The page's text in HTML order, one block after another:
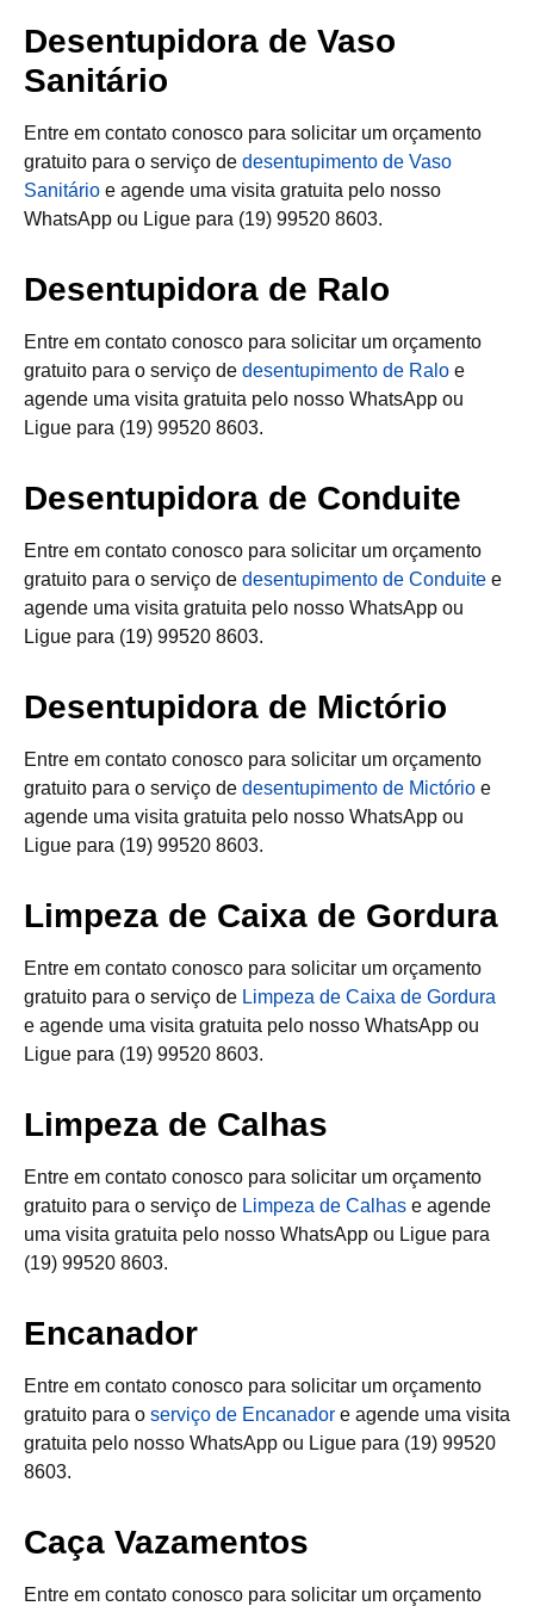
Desentupidora de Vaso
Sanitário
Entre em contato conosco para solicitar um orçamento
gratuito para o serviço de desentupimento de Vaso
Sanitário e agende uma visita gratuita pelo nosso
WhatsApp ou Ligue para (19) 99520 8603.
Desentupidora de Ralo
Entre em contato conosco para solicitar um orçamento
gratuito para o serviço de desentupimento de Ralo e
agende uma visita gratuita pelo nosso WhatsApp ou
Ligue para (19) 99520 8603.
Desentupidora de Conduite
Entre em contato conosco para solicitar um orçamento
gratuito para o serviço de desentupimento de Conduite e
agende uma visita gratuita pelo nosso WhatsApp ou
Ligue para (19) 99520 8603.
Desentupidora de Mictório
Entre em contato conosco para solicitar um orçamento
gratuito para o serviço de desentupimento de Mictório e
agende uma visita gratuita pelo nosso WhatsApp ou
Ligue para (19) 99520 8603.
Limpeza de Caixa de Gordura
Entre em contato conosco para solicitar um orçamento
gratuito para o serviço de Limpeza de Caixa de Gordura
e agende uma visita gratuita pelo nosso WhatsApp ou
Ligue para (19) 99520 8603.
Limpeza de Calhas
Entre em contato conosco para solicitar um orçamento
gratuito para o serviço de Limpeza de Calhas e agende
uma visita gratuita pelo nosso WhatsApp ou Ligue para
(19) 99520 8603.
Encanador
Entre em contato conosco para solicitar um orçamento
gratuito para o serviço de Encanador e agende uma visita
gratuita pelo nosso WhatsApp ou Ligue para (19) 99520
8603.
Caça Vazamentos
Entre em contato conosco para solicitar um orçamento